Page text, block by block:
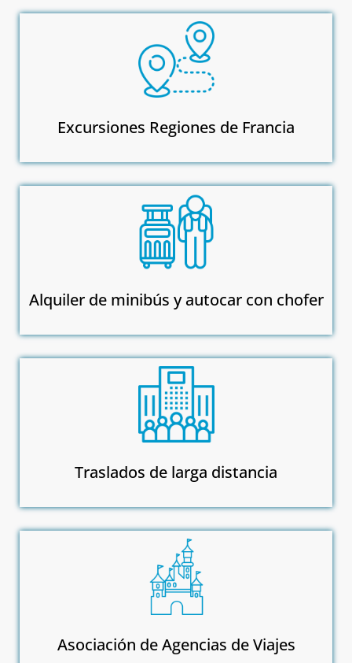
Excursiones Regiones de Francia
Alquiler de minibús y autocar con chofer
Traslados de larga distancia
Asociación de Agencias de Viajes